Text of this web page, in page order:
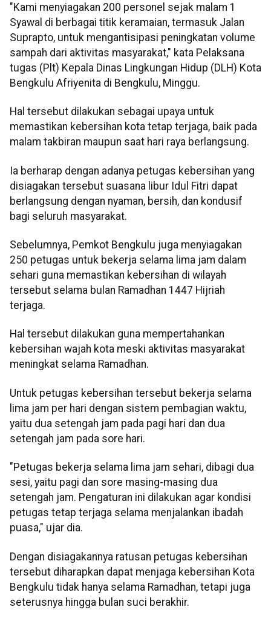
"Kami menyiagakan 200 personel sejak malam 1
Syawal di berbagai titik keramaian, termasuk Jalan
Suprapto, untuk mengantisipasi peningkatan volume
sampah dari aktivitas masyarakat," kata Pelaksana
tugas (Plt) Kepala Dinas Lingkungan Hidup (DLH) Kota
Bengkulu Afriyeni­ta di Bengkulu, Minggu.
Hal tersebut dilakukan sebagai upaya untuk
memastikan kebersihan kota tetap terjaga, baik pada
malam takbiran maupun saat hari raya berlangsung.
Ia berharap dengan adanya petugas kebersihan yang
disiagakan tersebut suasana libur Idul Fitri dapat
berlangsung dengan nyaman, bersih, dan kondusif
bagi seluruh masyarakat.
Sebelumnya, Pemkot Bengkulu juga menyiagakan
250 petugas untuk bekerja selama lima jam dalam
sehari guna memastikan kebersihan di wilayah
tersebut selama bulan Ramadhan 1447 Hijriah
terjaga.
Hal tersebut dilakukan guna mempertahankan
kebersihan wajah kota meski aktivitas masyarakat
meningkat selama Ramadhan.
Untuk petugas kebersihan tersebut bekerja selama
lima jam per hari dengan sistem pembagian waktu,
yaitu dua setengah jam pada pagi hari dan dua
setengah jam pada sore hari.
‎"Petugas bekerja selama lima jam sehari, dibagi dua
sesi, yaitu pagi dan sore masing-masing dua
setengah jam. Pengaturan ini dilakukan agar kondisi
petugas tetap terjaga selama menjalankan ibadah
puasa," ujar dia.
Dengan disiagakannya ratusan petugas kebersihan
tersebut diharapkan dapat menjaga kebersihan Kota
Bengkulu tidak hanya selama Ramadhan, tetapi juga
seterusnya hingga bulan suci berakhir.